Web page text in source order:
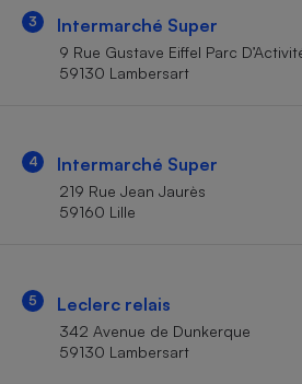
3 Intermarché Super
9 Rue Gustave Eiffel Parc
59130 Lambersart
4 Intermarché Super
219 Rue Jean Jaurès
59160 Lille
5 Leclerc relais
342 Avenue de Dunkerque
59130 Lambersart